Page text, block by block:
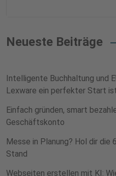
Neueste Beiträge
Intelligente Buchhaltung und
Lexware ein perfekter Start
Einfach gründen, smart
Geschäftskonto
Messe in Planung? Hol dir die
Stand
Webseiten erstellen mit KI: